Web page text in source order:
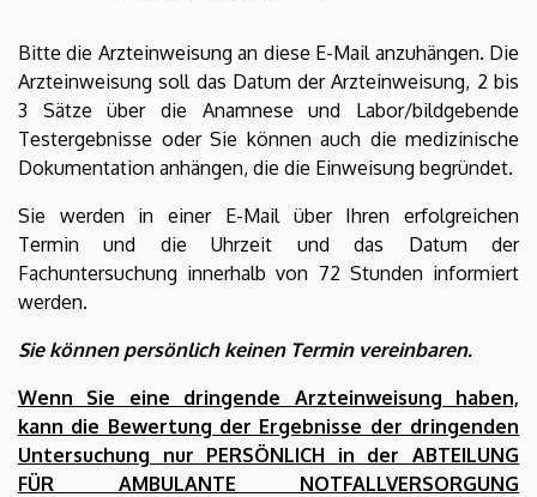
Bitte die Arzteinweisung an diese E-Mail anzuhängen. Die
Arzteinweisung soll das Datum der Arzteinweisung, 2 bis
3 Sätze über die Anamnese und Labor/bildgebende
Testergebnisse oder Sie können auch die medizinische
Dokumentation anhängen, die die Einweisung begründet.
Sie werden in einer E-Mail über Ihren erfolgreichen
Termin und die Uhrzeit und das Datum der
Fachuntersuchung innerhalb von 72 Stunden informiert
werden.
Sie können persönlich keinen Termin vereinbaren.
Wenn Sie eine dringende Arzteinweisung haben,
kann die Bewertung der Ergebnisse der dringenden
Untersuchung nur PERSÖNLICH in der ABTEILUNG
FÜR AMBULANTE NOTFALLVERSORGUNG